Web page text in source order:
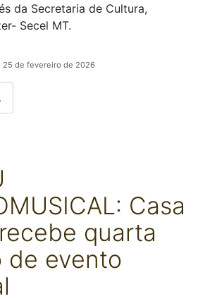
da Secretaria de Cultura,
Secel MT.
25 de fevereiro de 2026
Casa
quarta
de evento